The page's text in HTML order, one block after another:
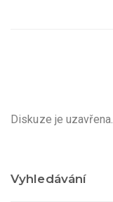
Diskuze je uzavřena.
Vyhledávání